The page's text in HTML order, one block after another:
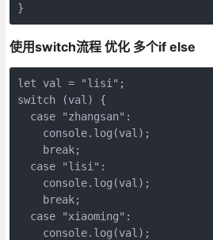
}
使用switch流程 优化 多个if else
let val = "lisi";
switch (val) {
  case "zhangsan":
    console.log(val);
    break;
  case "lisi":
    console.log(val);
    break;
  case "xiaoming":
    console.log(val);